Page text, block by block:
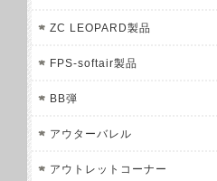
ZC LEOPARD製品
FPS-softair製品
BB弾
アウターバレル
アウトレットコーナー